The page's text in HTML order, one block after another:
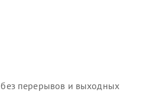
перерывов и выходных